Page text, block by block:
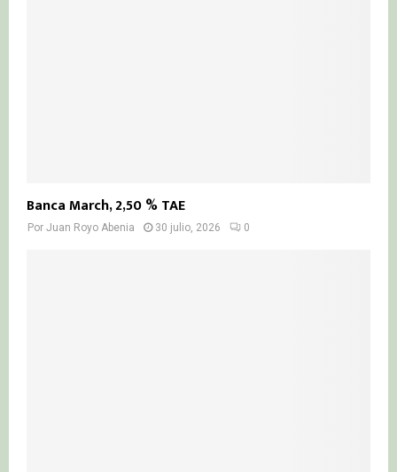
Banca March, 2,50 % TAE
Por Juan Royo Abenia 30 julio, 2026 0